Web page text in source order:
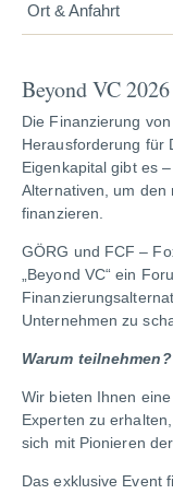
Ort & Anfahrt
Beyond VC 2026
Die Finanzierung
Herausforderung für
Eigenkapital gibt es
Alternativen, um den
finanzieren.
GÖRG und FCF –
„Beyond VC“ ein
Unternehmen zu
Warum teilnehmen?
Wir bieten Ihnen
Experten zu
sich mit Pionieren
Das exklusive Event